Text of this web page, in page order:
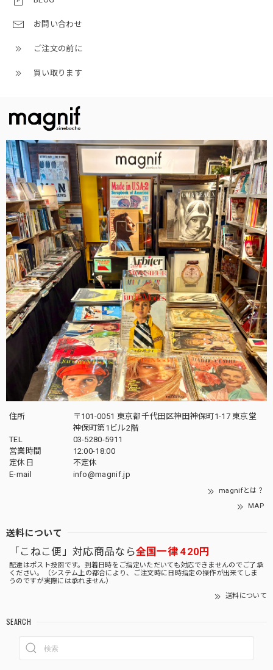
お問い合わせ
ご注文の前に
買い取ります
住所
〒101-0051 東京都千代田区神田神保町1-17 東京堂
神保町第1ビル2階
TEL
03-5280-5911
営業時間
12:00-18:00
定休日
不定休
E-mail
info@magnif.jp
magnifとは？
MAP
送料について
「こねこ便」対応商品なら全国一律 420円
配達はポスト投函です。到着日時をご指定いただいても対応できませんのでご了承
ください。（システム上の都合により、ご注文時に日時指定の操作が出来てしま
うのですが実際には承れません）
送料について
SEARCH